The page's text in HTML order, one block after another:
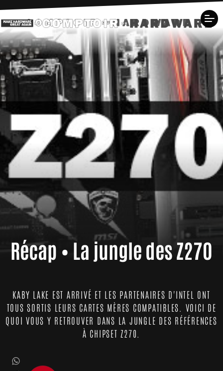
Récap • La jungle des Z270
KABY LAKE EST ARRIVÉ ET LES PARTENAIRES D'INTEL ONT
TOUS SORTIS LEURS CARTES MÈRES COMPATIBLES. VOICI DE
QUOI VOUS Y RETROUVER DANS LA JUNGLE DES RÉFÉRENCES
À CHIPSET Z270.